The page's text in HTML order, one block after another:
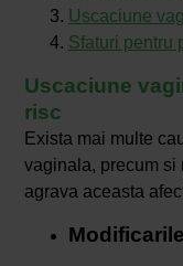
Uscaciune
Sfaturi pentru
Uscaciune
risc
Exista mai multe
vaginala, precum si
agrava aceasta